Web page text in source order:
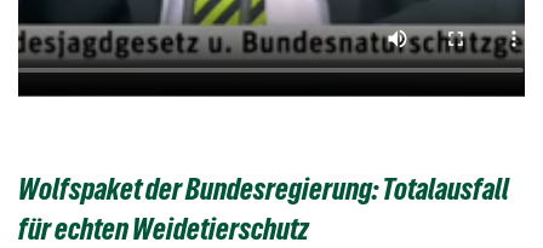
Wolfspaket der Bundesregierung: Totalausfall
für echten Weidetierschutz